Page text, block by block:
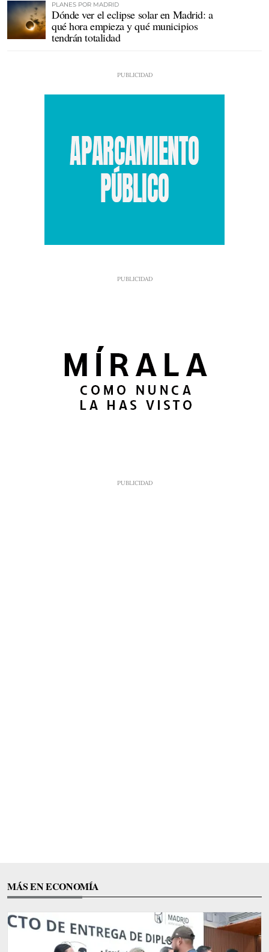
PLANES POR MADRID
Dónde ver el eclipse solar en Madrid: a
qué hora empieza y qué municipios
tendrán totalidad
MÁS EN ECONOMÍA